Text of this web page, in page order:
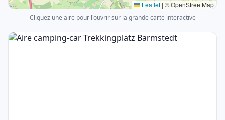
Leaflet | © OpenStreetMap
Cliquez une aire pour l'ouvrir sur la grande carte interactive